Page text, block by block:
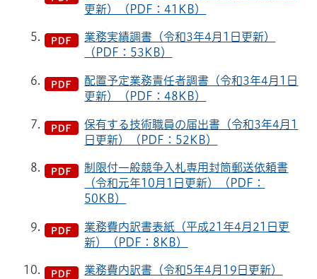
更新）（PDF：41KB）
業務実績調書（令和3年4月1日更新）
（PDF：53KB）
配置予定業務責任者調書（令和3年4月1日
更新）（PDF：48KB）
保有する技術職員の届出書（令和3年4月1
日更新）（PDF：52KB）
制限付一般競争入札専用封筒郵送依頼書
（令和元年10月1日更新）（PDF：
50KB）
業務費内訳書表紙（平成21年4月21日更
新）（PDF：8KB）
業務費内訳書（令和5年4月19日更新）